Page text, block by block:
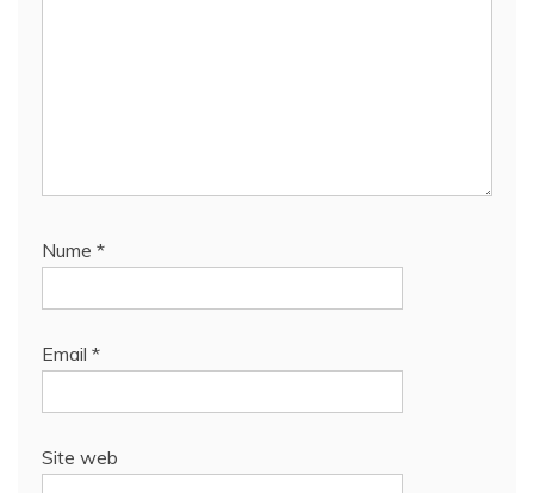
Nume *
Email *
Site web